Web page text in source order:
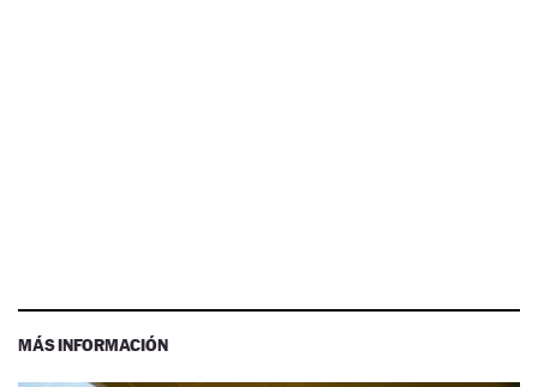
MÁS INFORMACIÓN